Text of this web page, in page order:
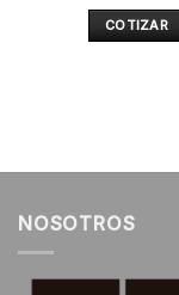
COTIZAR
NOSOTROS